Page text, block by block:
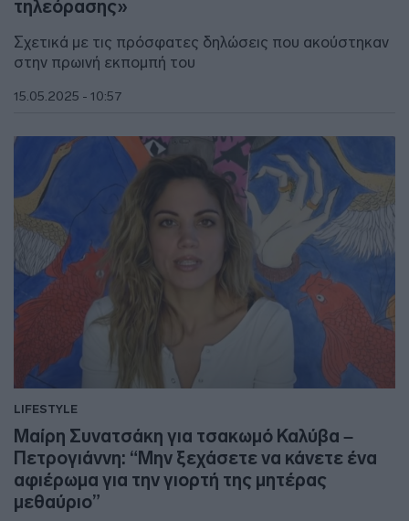
τηλεόρασης»
Σχετικά με τις πρόσφατες δηλώσεις που ακούστηκαν
στην πρωινή εκπομπή του
15.05.2025 - 10:57
LIFESTYLE
Μαίρη Συνατσάκη για τσακωμό Καλύβα –
Πετρογιάννη: “Μην ξεχάσετε να κάνετε ένα
αφιέρωμα για την γιορτή της μητέρας
μεθαύριο”